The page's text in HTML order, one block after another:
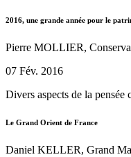
2016, une grande année pour le
Pierre MOLLIER,
07 Fév. 2016
Divers aspects de la pensée
Le Grand Orient de France
Daniel KELLER, Grand